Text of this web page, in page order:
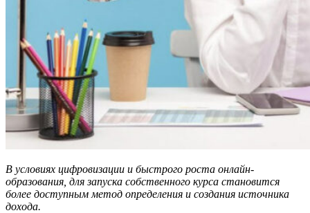
В условиях цифровизации и быстрого роста онлайн-
образования, для запуска собственного курса становится
более доступным метод определения и создания источника
дохода.